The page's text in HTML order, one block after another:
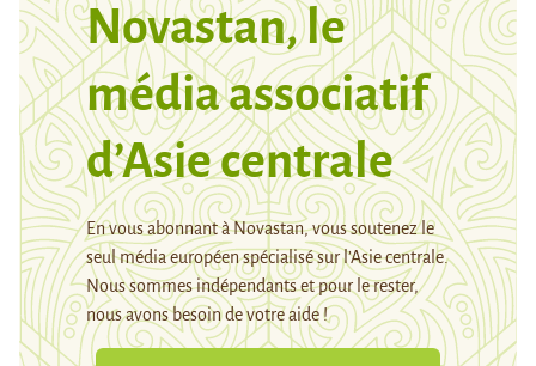
Novastan, le
média associatif
d’Asie centrale
En vous abonnant à Novastan, vous soutenez le
seul média européen spécialisé sur l’Asie centrale.
Nous sommes indépendants et pour le rester,
nous avons besoin de votre aide !